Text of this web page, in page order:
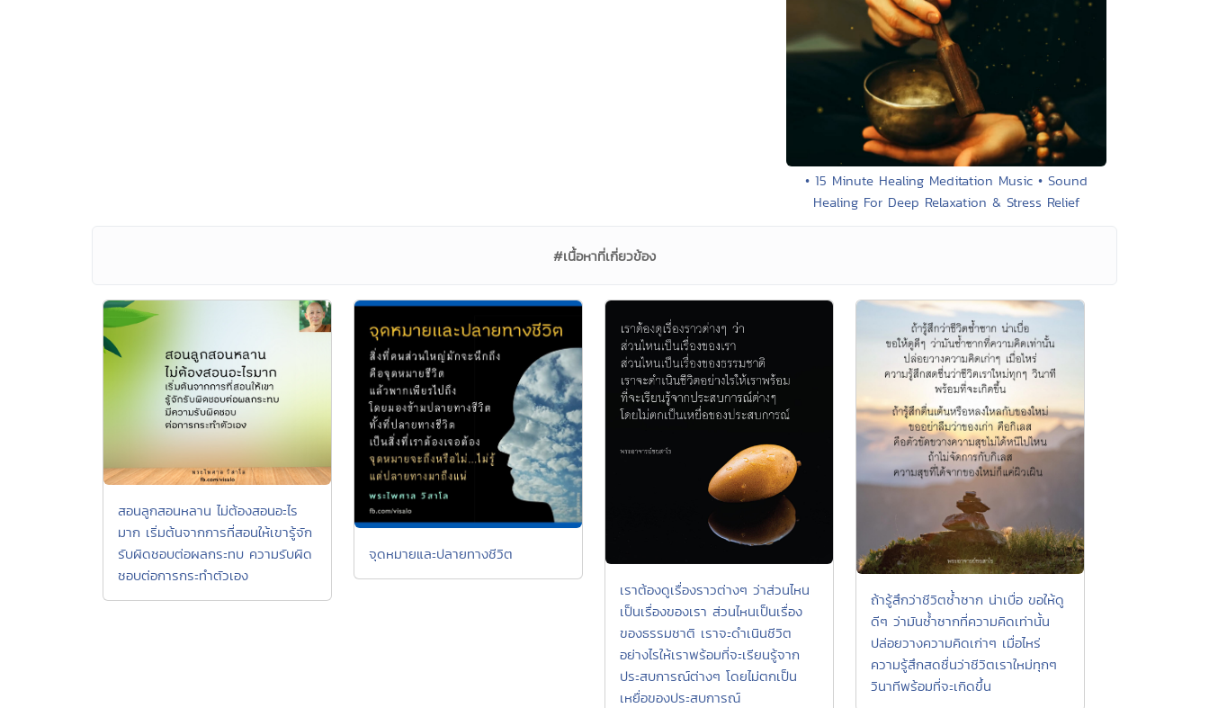
• 15 Minute Healing Meditation Music • Sound
Healing For Deep Relaxation & Stress Relief
#เนื้อหาที่เกี่ยวข้อง
สอนลูกสอนหลาน ไม่ต้องสอนอะไร
มาก เริ่มต้นจากการที่สอนให้เขารู้จัก
รับผิดชอบต่อผลกระทบ ความรับผิด
ชอบต่อการกระทำตัวเอง
จุดหมายและปลายทางชีวิต
เราต้องดูเรื่องราวต่างๆ ว่าส่วนไหน
เป็นเรื่องของเรา ส่วนไหนเป็นเรื่อง
ของธรรมชาติ เราจะดำเนินชีวิต
อย่างไรให้เราพร้อมที่จะเรียนรู้จาก
ประสบการณ์ต่างๆ โดยไม่ตกเป็น
เหยื่อของประสบการณ์
ถ้ารู้สึกว่าชีวิตซ้ำซาก น่าเบื่อ ขอให้ดู
ดีๆ ว่ามันซ้ำซากที่ความคิดเท่านั้น
ปล่อยวางความคิดเก่าๆ เมื่อไหร่
ความรู้สึกสดชื่นว่าชีวิตเราใหม่ทุกๆ
วินาทีพร้อมที่จะเกิดขึ้น